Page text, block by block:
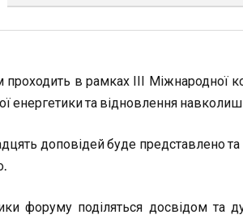
в рамках ІІІ Міжнародної
енергетики та відновлення
доповідей буде представлено
форуму поділяться досвідом та